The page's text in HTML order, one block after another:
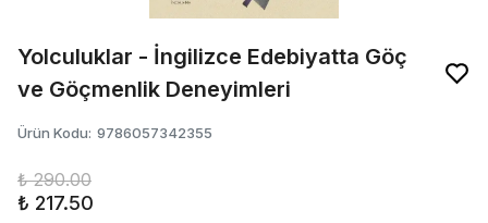
Yolculuklar - İngilizce Edebiyatta Göç
ve Göçmenlik Deneyimleri
Ürün Kodu: 9786057342355
₺ 290.00
₺ 217.50